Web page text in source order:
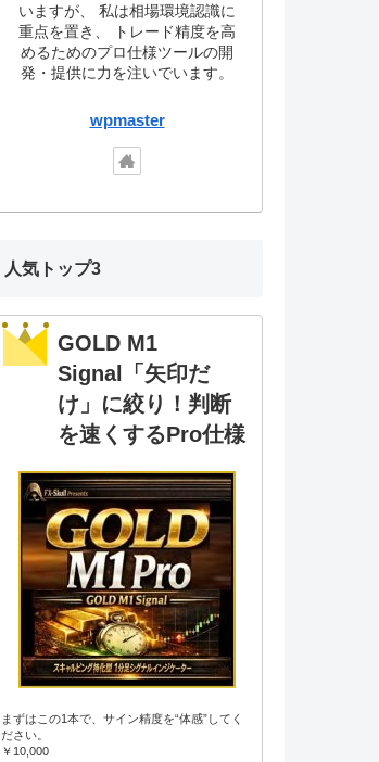
いますが、 私は相場環境認識に
重点を置き、 トレード精度を高
めるためのプロ仕様ツールの開
発・提供に力を注いでいます。
wpmaster
人気トップ3
GOLD M1
Signal「矢印だ
け」に絞り！判断
を速くするPro仕様
まずはこの1本で、サイン精度を“体感”してく
ださい。
￥10,000